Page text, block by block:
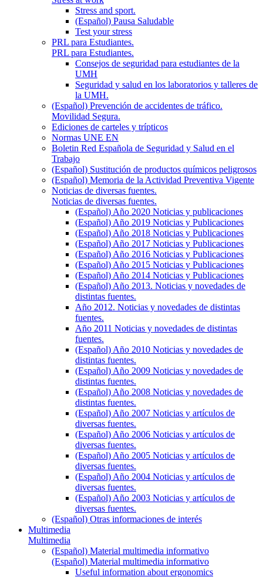
Stress and sport.
(Español) Pausa Saludable
Test your stress
PRL para Estudiantes.
PRL para Estudiantes.
Consejos de seguridad para estudiantes de la
UMH
Seguridad y salud en los laboratorios y talleres de
la UMH.
(Español) Prevención de accidentes de tráfico.
Movilidad Segura.
Ediciones de carteles y trípticos
Normas UNE EN
Boletin Red Española de Seguridad y Salud en el
Trabajo
(Español) Sustitución de productos químicos peligrosos
(Español) Memoria de la Actividad Preventiva Vigente
Noticias de diversas fuentes.
Noticias de diversas fuentes.
(Español) Año 2020 Noticias y publicaciones
(Español) Año 2019 Noticias y Publicaciones
(Español) Año 2018 Noticias y Publicaciones
(Español) Año 2017 Noticias y Publicaciones
(Español) Año 2016 Noticias y Publicaciones
(Español) Año 2015 Noticias y Publicaciones
(Español) Año 2014 Noticias y Publicaciones
(Español) Año 2013. Noticias y novedades de
distintas fuentes.
Año 2012. Noticias y novedades de distintas
fuentes.
Año 2011 Noticias y novedades de distintas
fuentes.
(Español) Año 2010 Noticias y novedades de
distintas fuentes.
(Español) Año 2009 Noticias y novedades de
distintas fuentes.
(Español) Año 2008 Noticias y novedades de
distintas fuentes.
(Español) Año 2007 Noticias y artículos de
diversas fuentes.
(Español) Año 2006 Noticias y artículos de
diversas fuentes.
(Español) Año 2005 Noticias y artículos de
diversas fuentes.
(Español) Año 2004 Noticias y artículos de
diversas fuentes.
(Español) Año 2003 Noticias y artículos de
diversas fuentes.
(Español) Otras informaciones de interés
Multimedia
Multimedia
(Español) Material multimedia informativo
(Español) Material multimedia informativo
Useful information about ergonomics